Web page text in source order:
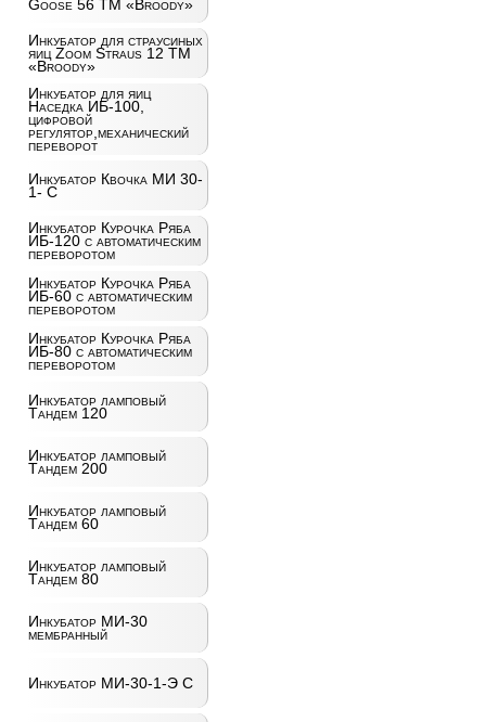
Goose 56 ТМ «Broody»
Инкубатор для страусиных
яиц Zoom Straus 12 ТМ
«Broody»
Инкубатор для яиц
Наседка ИБ-100,
цифровой
регулятор,механический
переворот
Инкубатор Квочка МИ 30-
1- С
Инкубатор Курочка Ряба
ИБ-120 с автоматическим
переворотом
Инкубатор Курочка Ряба
ИБ-60 с автоматическим
переворотом
Инкубатор Курочка Ряба
ИБ-80 с автоматическим
переворотом
Инкубатор ламповый
Тандем 120
Инкубатор ламповый
Тандем 200
Инкубатор ламповый
Тандем 60
Инкубатор ламповый
Тандем 80
Инкубатор МИ-30
мембранный
Инкубатор МИ-30-1-Э С